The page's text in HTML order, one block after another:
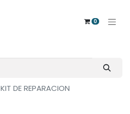
0
KIT DE REPARACION